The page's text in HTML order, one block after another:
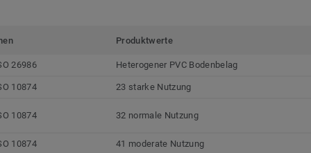
Produktwerte
26986 Heterogener PVC Bodenbelag
10874 23 starke Nutzung
10874 32 normale Nutzung
10874 41 moderate Nutzung